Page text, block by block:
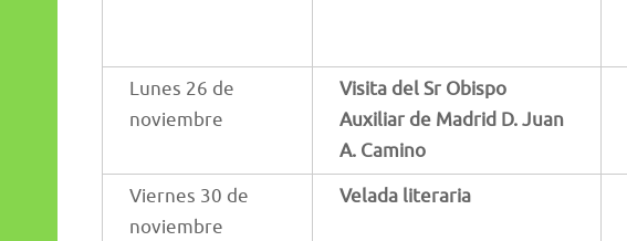
Lunes 26 de
noviembre
Visita del Sr Obispo
Auxiliar de Madrid D. Juan
A. Camino
Viernes 30 de
noviembre
Velada literaria